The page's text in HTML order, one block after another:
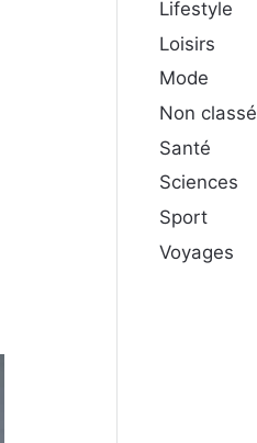
Lifestyle
Loisirs
Mode
Non classé
Santé
Sciences
Sport
Voyages